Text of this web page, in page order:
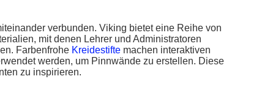
verbunden. Viking bietet eine Reihe von
mit denen Lehrer und Administratoren
Farbenfrohe Kreidestifte machen interaktiven
werden, um Pinnwände zu erstellen. Diese
zu inspirieren.